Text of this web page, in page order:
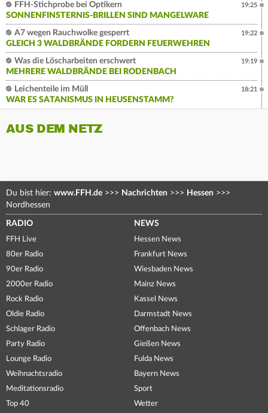
FFH-Stichprobe bei Optikern
SONNENFINSTERNIS-BRILLEN SIND MANGELWARE
19:25
A7 wegen Rauchwolke gesperrt
GLEICH 3 WALDBRÄNDE FORDERN FEUERWEHREN
19:22
Was die Löscharbeiten erschwert
MEHRERE WALDBRÄNDE BEI RODENBACH
19:19
Leichenteile im Müll
WAR ES SATANISMUS IN HEUSENSTAMM?
18:21
AUS DEM NETZ
Du bist hier: www.FFH.de >>> Nachrichten >>> Hessen >>>
Nordhessen
RADIO
FFH Live
80er Radio
90er Radio
2000er Radio
Rock Radio
Oldie Radio
Schlager Radio
Party Radio
Lounge Radio
Weihnachtsradio
Meditationsradio
Top 40
NEWS
Hessen News
Frankfurt News
Wiesbaden News
Mainz News
Kassel News
Darmstadt News
Offenbach News
Gießen News
Fulda News
Bayern News
Sport
Wetter